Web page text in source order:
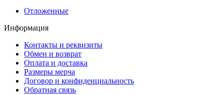
Отложенные
Информация
Контакты и реквизиты
Обмен и возврат
Оплата и доставка
Размеры мерча
Договор и конфиденциальность
Обратная связь